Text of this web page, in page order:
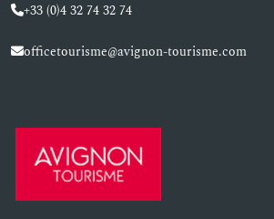
+33 (0)4 32 74 32 74
officetourisme@avignon-tourisme.com